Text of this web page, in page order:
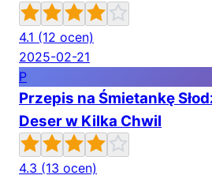
4.1 (12 ocen)
2025-02-21
P
Przepis na Śmietankę
Deser w Kilka Chwil
4.3 (13 ocen)